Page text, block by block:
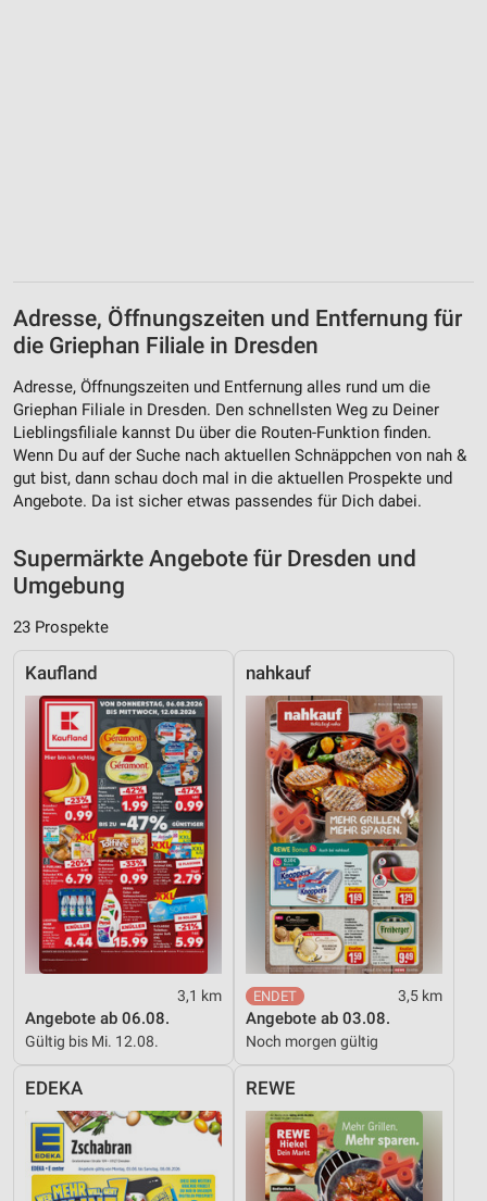
Adresse, Öffnungszeiten und Entfernung für
die Griephan Filiale in Dresden
Adresse, Öffnungszeiten und Entfernung alles rund um die
Griephan Filiale in Dresden. Den schnellsten Weg zu Deiner
Lieblingsfiliale kannst Du über die Routen-Funktion finden.
Wenn Du auf der Suche nach aktuellen Schnäppchen von nah &
gut bist, dann schau doch mal in die aktuellen Prospekte und
Angebote. Da ist sicher etwas passendes für Dich dabei.
Supermärkte Angebote für Dresden und
Umgebung
23 Prospekte
Kaufland
3,1 km
Angebote ab 06.08.
Gültig bis Mi. 12.08.
nahkauf
3,5 km
Angebote ab 03.08.
Noch morgen gültig
EDEKA REWE